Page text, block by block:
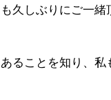
久しぶりにご一緒
ることを知り、私